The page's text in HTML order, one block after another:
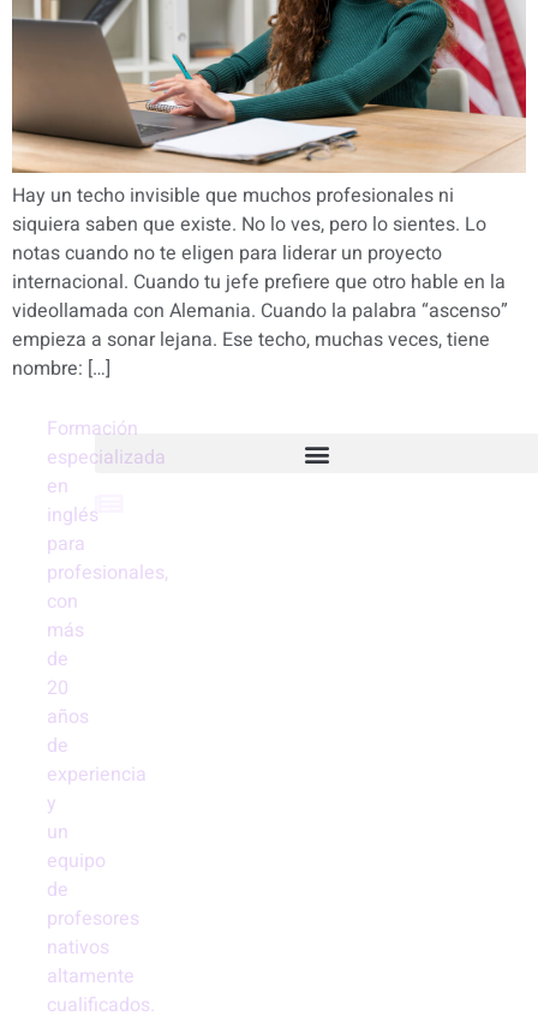
Hay un techo invisible que muchos profesionales ni
siquiera saben que existe. No lo ves, pero lo sientes. Lo
notas cuando no te eligen para liderar un proyecto
internacional. Cuando tu jefe prefiere que otro hable en la
videollamada con Alemania. Cuando la palabra “ascenso”
empieza a sonar lejana. Ese techo, muchas veces, tiene
nombre: […]
Formación
especializada
en
inglés
para
profesionales,
con
más
de
20
años
de
experiencia
y
un
equipo
de
profesores
nativos
altamente
cualificados.